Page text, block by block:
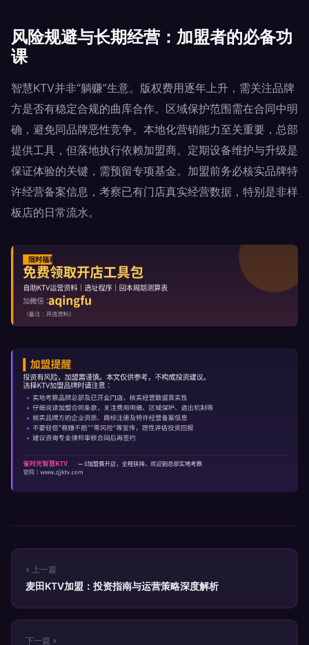
风险规避与长期经营：加盟者的必备功
课
智慧KTV并非“躺赚”生意。版权费用逐年上升，需关注品牌
方是否有稳定合规的曲库合作。区域保护范围需在合同中明
确，避免同品牌恶性竞争。本地化营销能力至关重要，总部
提供工具，但落地执行依赖加盟商。定期设备维护与升级是
保证体验的关键，需预留专项基金。加盟前务必核实品牌特
许经营备案信息，考察已有门店真实经营数据，特别是非样
板店的日常流水。
« 上一篇
麦田KTV加盟：投资指南与运营策略深度解析
下一篇 »